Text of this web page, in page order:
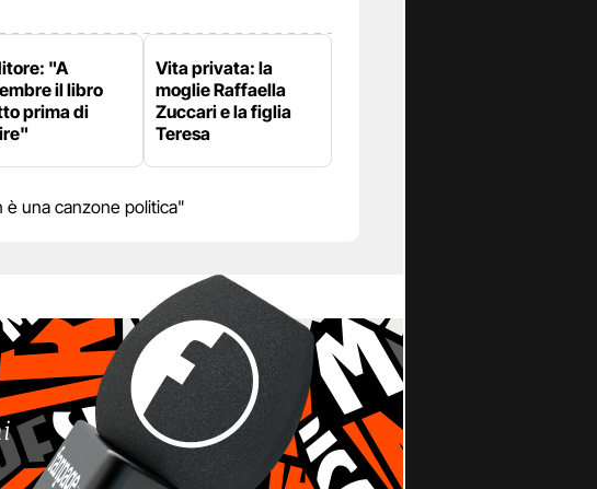
"A
il libro
prima di
Vita privata: la
moglie Raffaella
Zuccari e la figlia
Teresa
è una canzone politica"